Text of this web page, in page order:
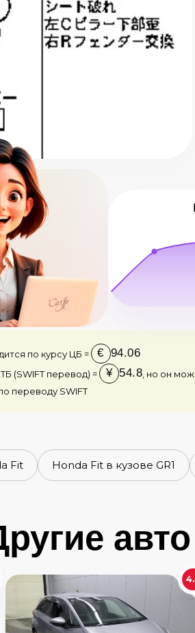
по курсу ЦБ = € 94.06
(SWIFT перевод) = ¥ 54.8 , но он
переводу SWIFT
Fit Honda Fit в кузове GR1
авто